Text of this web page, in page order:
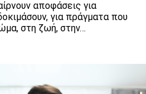
αποφάσεις για
για πράγματα που
στη ζωή, στην…